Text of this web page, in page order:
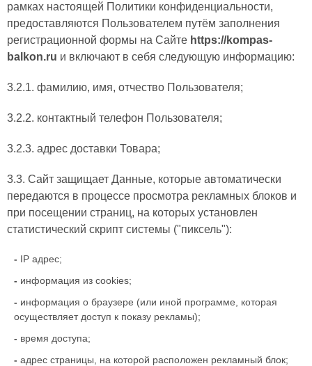
рамках настоящей Политики конфиденциальности,
предоставляются Пользователем путём заполнения
регистрационной формы на Сайте https://kompas-
balkon.ru и включают в себя следующую информацию:
3.2.1. фамилию, имя, отчество Пользователя;
3.2.2. контактный телефон Пользователя;
3.2.3. адрес доставки Товара;
3.3. Сайт защищает Данные, которые автоматически
передаются в процессе просмотра рекламных блоков и
при посещении страниц, на которых установлен
статистический скрипт системы ("пиксель"):
- IP адрес;
- информация из cookies;
- информация о браузере (или иной программе, которая
осуществляет доступ к показу рекламы);
- время доступа;
- адрес страницы, на которой расположен рекламный блок;